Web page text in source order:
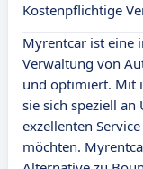
Kostenpflichtige
Myrentcar ist eine
Verwaltung von
und optimiert. Mit
sie sich speziell
exzellenten
möchten.